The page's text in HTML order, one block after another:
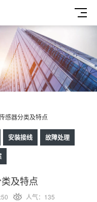
感器分类及特点
安装接线 故障处理
及特点
人气：135